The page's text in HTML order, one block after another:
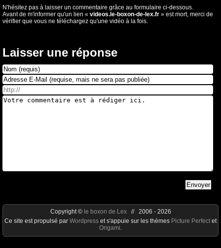
N'hésitez pas à laisser un commentaire grâce au formulaire ci-dessous.
Avant de m'informer qu'un lien « videos.le-boxon-de-lex.fr » est mort, merci de
vérifier que vous ne téléchargez qu'une vidéo à la fois.
Laisser une réponse
Copyright © le boxon de Lex// 2006 - 2026
Ce site est propulsé par Wordpress et s'appuie sur les thèmes Picture Perfect et
Origami.